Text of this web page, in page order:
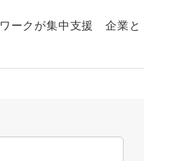
ークが集中支援 企業と